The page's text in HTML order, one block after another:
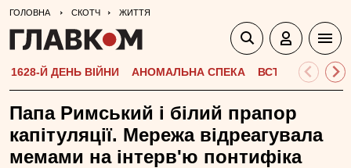
ГОЛОВНА СКОТЧ ЖИТТЯ
1628-Й ДЕНЬ ВІЙНИ АНОМАЛЬНА СПЕКА ВСТУПНА
Папа Римський і білий прапор
капітуляції. Мережа відреагувала
мемами на інтерв'ю понтифіка